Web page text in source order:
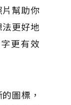
幫助你
更好地
更有效
圖標，